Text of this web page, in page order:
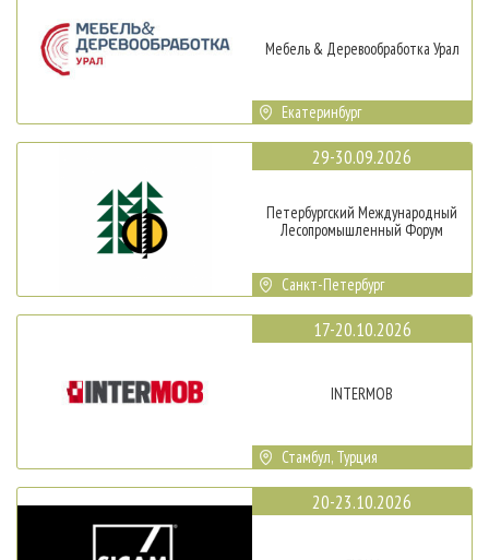
Мебель & Деревообработка Урал
Екатеринбург
29-30.09.2026
Петербургский Международный
Лесопромышленный Форум
Санкт-Петербург
17-20.10.2026
INTERMOB
Стамбул, Турция
20-23.10.2026